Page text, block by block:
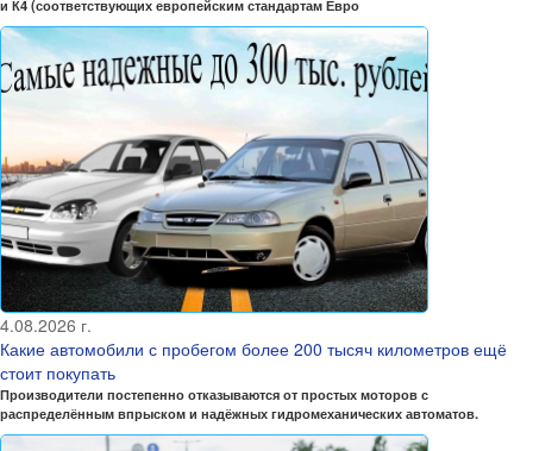
и К4 (соответствующих европейским стандартам Евро
4.08.2026 г.
Какие автомобили с пробегом более 200 тысяч километров ещё
стоит покупать
Производители постепенно отказываются от простых моторов с
распределённым впрыском и надёжных гидромеханических автоматов.